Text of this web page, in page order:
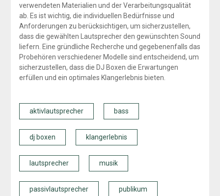
verwendeten Materialien und der Verarbeitungsqualität
ab. Es ist wichtig, die individuellen Bedürfnisse und
Anforderungen zu berücksichtigen, um sicherzustellen,
dass die gewählten Lautsprecher den gewünschten Sound
liefern. Eine gründliche Recherche und gegebenenfalls das
Probehören verschiedener Modelle sind entscheidend, um
sicherzustellen, dass die DJ Boxen die Erwartungen
erfüllen und ein optimales Klangerlebnis bieten.
aktivlautsprecher bass
dj boxen klangerlebnis
lautsprecher musik
passivlautsprecher publikum